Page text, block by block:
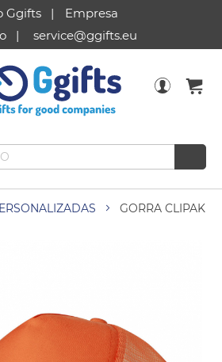
Ggifts
Empresa
service@ggifts.eu
GORRA CLIPAK